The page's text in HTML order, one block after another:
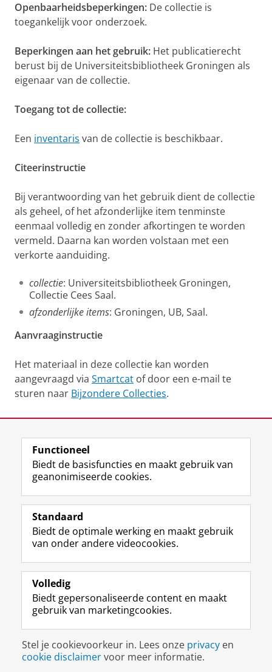
Openbaarheidsbeperkingen: De collectie is
toegankelijk voor onderzoek.
Beperkingen aan het gebruik: Het publicatierecht
berust bij de Universiteitsbibliotheek Groningen als
eigenaar van de collectie.
Toegang tot de collectie:
Een inventaris van de collectie is beschikbaar.
Citeerinstructie
Bij verantwoording van het gebruik dient de collectie
als geheel, of het afzonderlijke item tenminste
eenmaal volledig en zonder afkortingen te worden
vermeld. Daarna kan worden volstaan met een
verkorte aanduiding.
collectie: Universiteitsbibliotheek Groningen,
Collectie Cees Saal.
afzonderlijke items: Groningen, UB, Saal.
Aanvraaginstructie
Het materiaal in deze collectie kan worden
aangevraagd via Smartcat of door een e-mail te
sturen naar Bijzondere Collecties.
View this page in:English
Volg ons op
M
a
t
o
o
p
r
f
i
e
I
n
t
r
m
c
c
o
De UB voor medewerkers
Praktisch
Over de UB
Disclaimer & Copyright
Inloggen
Functioneel
Biedt de basisfuncties en maakt gebruik van
geanonimiseerde cookies.
Standaard
Biedt de optimale werking en maakt gebruik
van onder andere videocookies.
Volledig
Biedt gepersonaliseerde content en maakt
gebruik van marketingcookies.
Stel je cookievoorkeur in. Lees onze privacy en
cookie disclaimervoor meer informatie.